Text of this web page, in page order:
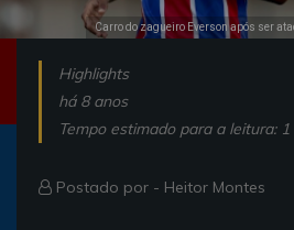
Carro do zagueiro Everson após ser
Highlights
há 8 anos
Tempo estimado para a leitura:
Postado por - Heitor Montes